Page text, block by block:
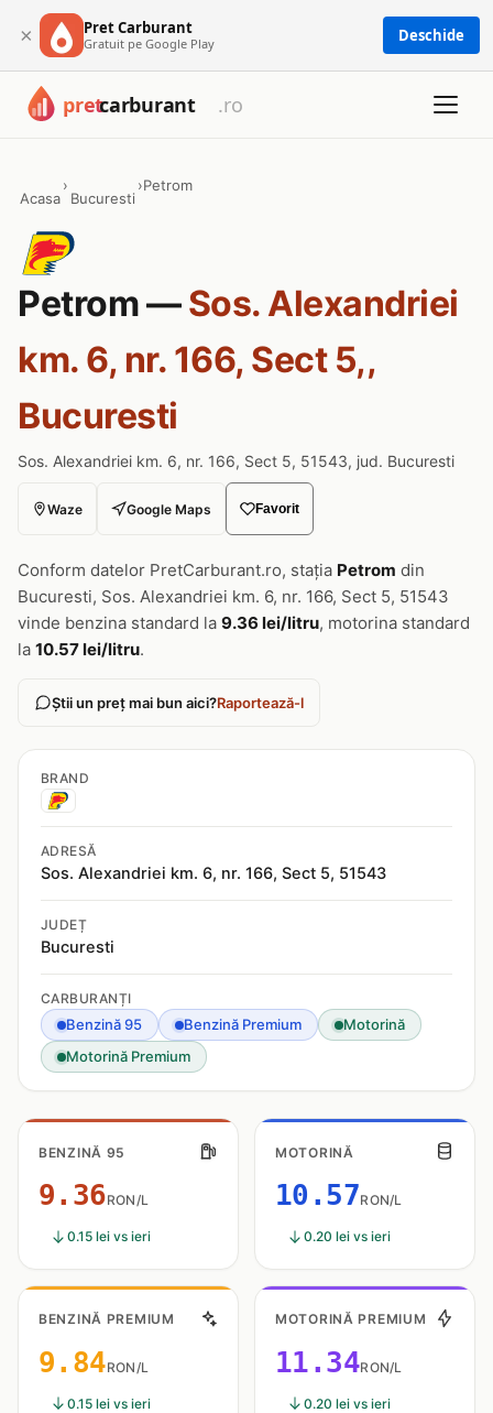
× Pret Carburant
Gratuit pe Google Play Deschide
Acasa
›
Bucuresti
›Petrom
Petrom —Sos. Alexandriei
km. 6, nr. 166, Sect 5,,
Bucuresti
Sos. Alexandriei km. 6, nr. 166, Sect 5, 51543, jud. Bucuresti
Waze Google Maps Favorit
Conform datelor PretCarburant.ro, stația Petrom din
Bucuresti, Sos. Alexandriei km. 6, nr. 166, Sect 5, 51543
vinde benzina standard la 9.36 lei/litru, motorina standard
la 10.57 lei/litru.
Știi un preț mai bun aici?Raportează-l
BRAND
ADRESĂ
Sos. Alexandriei km. 6, nr. 166, Sect 5, 51543
JUDEȚ
Bucuresti
CARBURANȚI
Benzină 95 Benzină Premium
Motorină
Motorină Premium
BENZINĂ 95
9.36RON/L
0.15 lei vs ieri
MOTORINĂ
10.57RON/L
0.20 lei vs ieri
BENZINĂ PREMIUM
9.84RON/L
0.15 lei vs ieri
MOTORINĂ PREMIUM
11.34RON/L
0.20 lei vs ieri